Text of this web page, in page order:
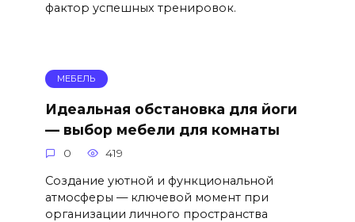
фактор успешных тренировок.
МЕБЕЛЬ
Идеальная обстановка для йоги
— выбор мебели для комнаты
0 419
Создание уютной и функциональной
атмосферы — ключевой момент при
организации личного пространства